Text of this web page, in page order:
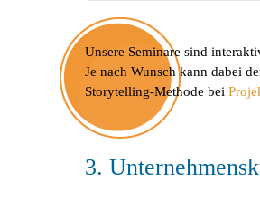
Unsere Seminare sind
Je nach Wunsch kann dabei
Storytelling-Methode bei
3.